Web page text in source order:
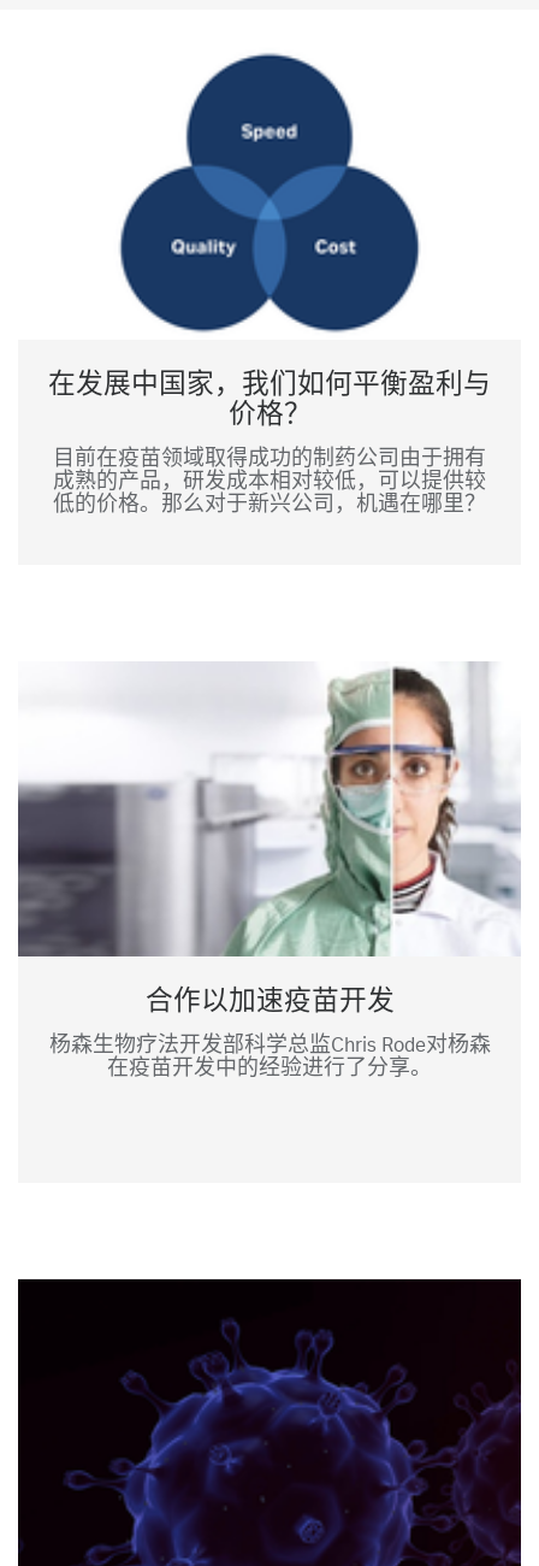
在发展中国家，我们如何平衡盈利与
价格？
目前在疫苗领域取得成功的制药公司由于拥有
成熟的产品，研发成本相对较低，可以提供较
低的价格。那么对于新兴公司，机遇在哪里？
合作以加速疫苗开发
杨森生物疗法开发部科学总监Chris Rode对杨森
在疫苗开发中的经验进行了分享。